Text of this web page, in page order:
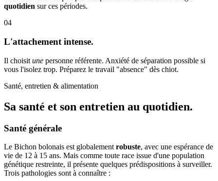
quotidien sur ces périodes.
04
L'attachement intense.
Il choisit une personne référente. Anxiété de séparation possible si
vous l'isolez trop. Préparez le travail "absence" dès chiot.
Santé, entretien & alimentation
Sa santé et son entretien au quotidien.
Santé générale
Le Bichon bolonais est globalement robuste, avec une espérance de
vie de 12 à 15 ans. Mais comme toute race issue d'une population
génétique restreinte, il présente quelques prédispositions à surveiller.
Trois pathologies sont à connaître :